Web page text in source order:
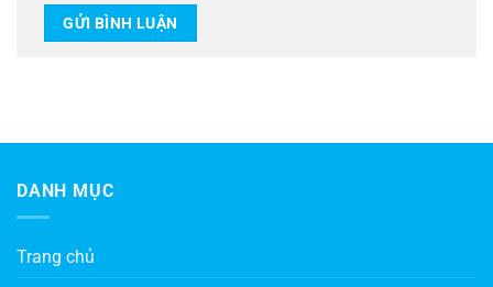
DANH MỤC
Trang chủ